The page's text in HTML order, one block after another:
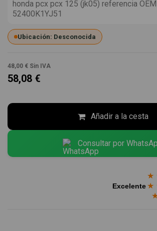
honda pcx pcx 125 (jk05) referencia
52400K1YJ51
Ubicación: Desconocida
48,00 € Sin IVA
58,08 €
Añadir a la cesta
Consultar por
Excelente
★
★